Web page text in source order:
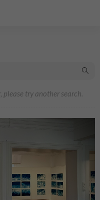
try another search.